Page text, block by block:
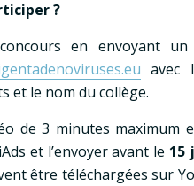
?
en envoyant
avec
et le nom du collège.
de 3 minutes maximum
et l’envoyer avant le 15
être téléchargées sur